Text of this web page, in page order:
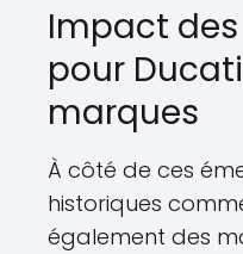
Impact
pour
marques
À côté de ces
historiques
également des